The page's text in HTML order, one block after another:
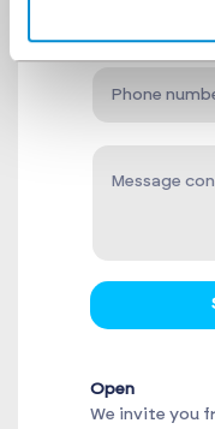
Open
We invite you